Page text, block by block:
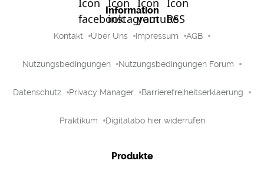
Information
Kontakt Über Uns Impressum AGB
Nutzungsbedingungen Nutzungsbedingungen Forum
Datenschutz Privacy Manager Barrierefreiheitserklaerung
Praktikum Digitalabo hier widerrufen
Produkte